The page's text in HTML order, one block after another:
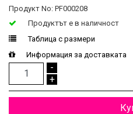
Продукт No: PF000208
Продуктът e в наличност
Таблица с размери
Информация за доставката
+
-